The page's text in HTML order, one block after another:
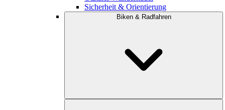
Sicherheit & Orientierung
Biken & Radfahren